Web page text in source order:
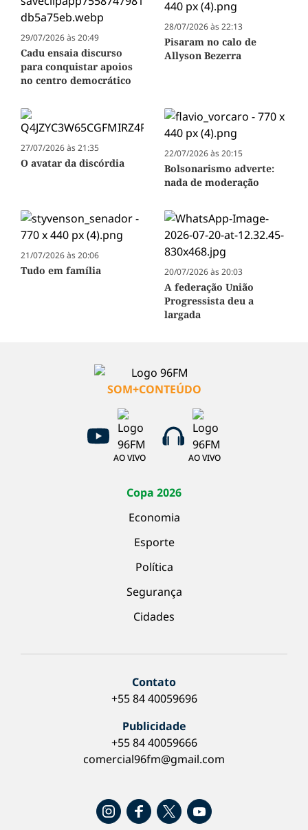
29/07/2026 às 20:49
Cadu ensaia discurso
para conquistar apoios
no centro democrático
28/07/2026 às 22:13
Pisaram no calo de
Allyson Bezerra
27/07/2026 às 21:35
O avatar da discórdia
22/07/2026 às 20:15
Bolsonarismo adverte:
nada de moderação
21/07/2026 às 20:06
Tudo em família 20/07/2026 às 20:03
A federação União
Progressista deu a
largada
SOM+CONTEÚDO
AO VIVO AO VIVO
Copa 2026
Economia
Esporte
Política
Segurança
Cidades
Contato
+55 84 40059696
Publicidade
+55 84 40059666
comercial96fm@gmail.com